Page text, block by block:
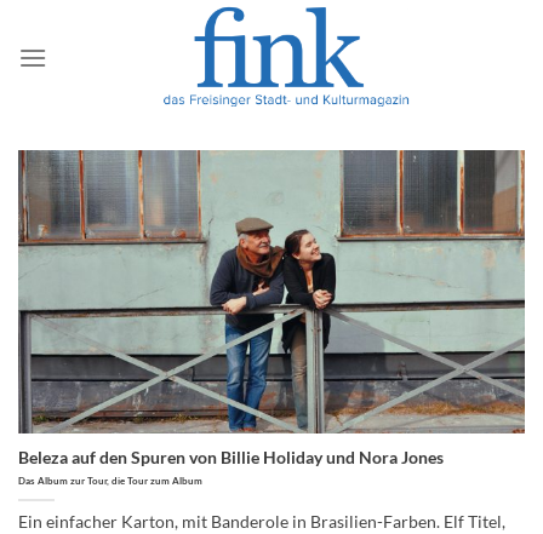
Inhalt
springen
Beleza auf den Spuren von Billie Holiday und Nora Jones
Das Album zur Tour, die Tour zum Album
Ein einfacher Karton, mit Banderole in Brasilien-Farben. Elf Titel,